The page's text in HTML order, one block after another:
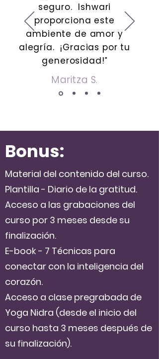
seguro. Ishwari
proporciona este
ambiente de amor y
alegría. ¡Gracias por tu
generosidad!"
Maritza S.
Bonus:
Material del contenido del curso.
Plantilla - Diario de la gratitud.
Acceso a las grabaciones del
curso por 3 meses desde su
finalización.
E-book - 7 Técnicas para
conectar con la inteligencia del
corazón.
Acceso a clase pregrabada de
Yoga Nidra (desde el inicio del
curso hasta 3 meses después de
su finalización).